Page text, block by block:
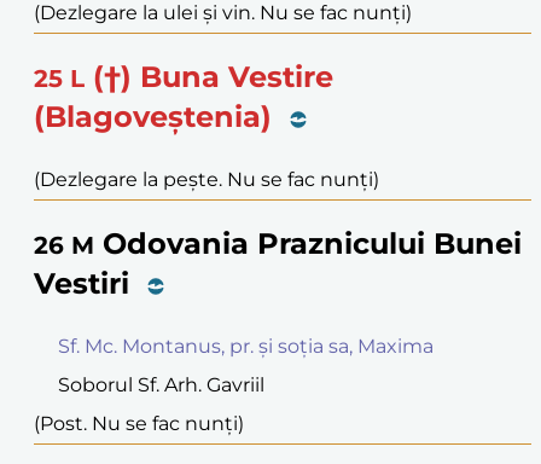
(Dezlegare la ulei și vin. Nu se fac nunți)
25 L (†) Buna Vestire
(Blagoveștenia)
(Dezlegare la pește. Nu se fac nunți)
26 M Odovania Praznicului Bunei
Vestiri
Sf. Mc. Montanus, pr. și soția sa, Maxima
Soborul Sf. Arh. Gavriil
(Post. Nu se fac nunți)